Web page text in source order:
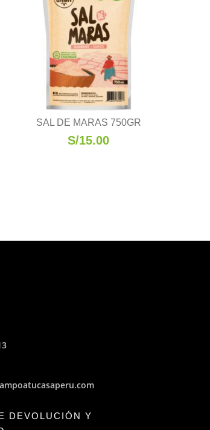
SAL DE MARAS 750GR
S/15.00
DEVOLUCIÓN Y